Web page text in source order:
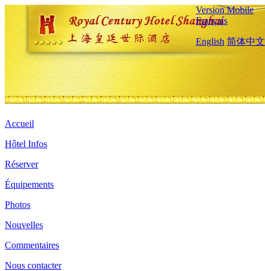
Version Mobile
Français
English 简体中文
Accueil
Hôtel Infos
Réserver
Équipements
Photos
Nouvelles
Commentaires
Nous contacter